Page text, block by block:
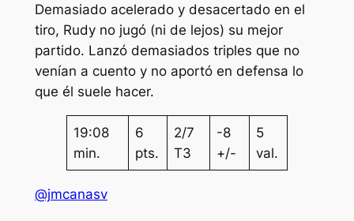
Demasiado acelerado y desacertado en el
tiro, Rudy no jugó (ni de lejos) su mejor
partido. Lanzó demasiados triples que no
venían a cuento y no aportó en defensa lo
que él suele hacer.
19:08
min.
6
pts.
2/7
T3
-8
+/-
5
val.
@jmcanasv